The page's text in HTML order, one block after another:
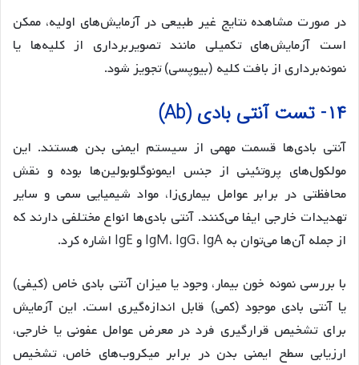
در صورت مشاهده نتایج غیر طبیعی در آزمایش‌های اولیه، ممکن
است آزمایش‌های تکمیلی مانند تصویربرداری از کلیه‌ها یا
نمونه‌برداری از بافت کلیه (بیوپسی) تجویز شود.
۱۴- تست آنتی بادی (Ab)
آنتی بادی‌ها قسمت مهمی از سیستم ایمنی بدن هستند. این
مولکول‌های پروتئینی از جنس ایمونوگلوبولین‌ها بوده و نقش
محافظتی در برابر عوامل بیماری‌زا، مواد شیمیایی سمی و سایر
تهدیدات خارجی ایفا می‌کنند. آنتی بادی‌ها انواع مختلفی دارند که
از جمله آن‌ها می‌توان به IgM، IgG، IgA و IgE اشاره کرد.
با بررسی نمونه خون بیمار، وجود یا میزان آنتی بادی خاص (کیفی)
یا آنتی بادی موجود (کمی) قابل اندازه‌گیری است. این آزمایش
برای تشخیص قرارگیری فرد در معرض عوامل عفونی یا خارجی،
ارزیابی سطح ایمنی بدن در برابر میکروب‌های خاص، تشخیص